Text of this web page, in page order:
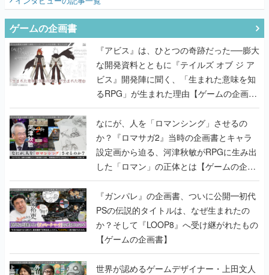
ゲームの企画書
『アビス』は、ひとつの奇跡だった──膨大
な開発資料とともに『テイルズ オブ ジ ア
ビス』開発陣に聞く、「生まれた意味を知
るRPG」が生まれた理由【ゲームの企画
書】
なにが、人を「ロマンシング」させるの
か？『ロマサガ2』当時の企画書とキャラ
設定画から迫る、河津秋敏がRPGに生み出
した「ロマン」の正体とは【ゲームの企画
書】
『ガンパレ』の企画書、ついに公開━初代
PSの伝説的タイトルは、なぜ生まれたの
か？そして『LOOP8』へ受け継がれたもの
【ゲームの企画書】
世界が認めるゲームデザイナー・上田文人